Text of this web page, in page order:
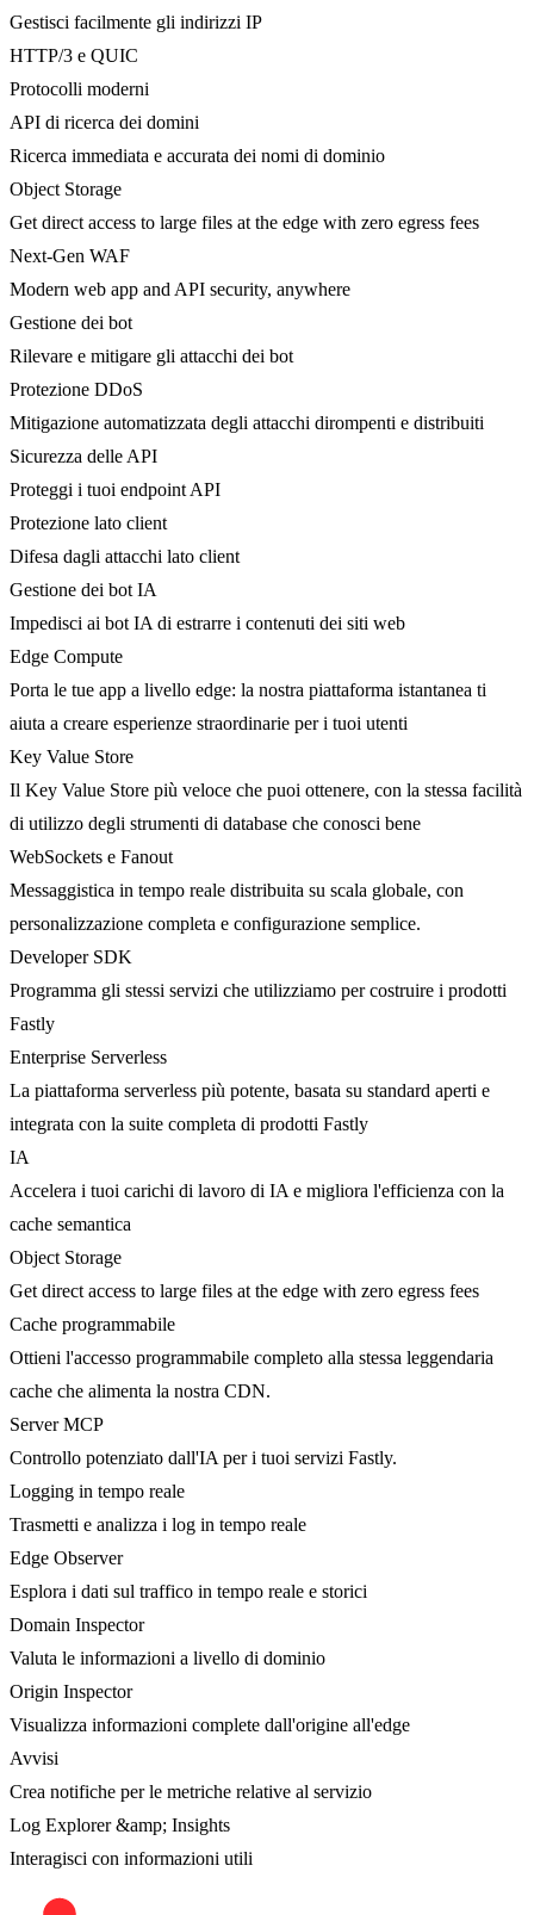
Gestisci facilmente gli indirizzi IP
HTTP/3 e QUIC
Protocolli moderni
API di ricerca dei domini
Ricerca immediata e accurata dei nomi di dominio
Object Storage
Get direct access to large files at the edge with zero egress fees
Next-Gen WAF
Modern web app and API security, anywhere
Gestione dei bot
Rilevare e mitigare gli attacchi dei bot
Protezione DDoS
Mitigazione automatizzata degli attacchi dirompenti e distribuiti
Sicurezza delle API
Proteggi i tuoi endpoint API
Protezione lato client
Difesa dagli attacchi lato client
Gestione dei bot IA
Impedisci ai bot IA di estrarre i contenuti dei siti web
Edge Compute
Porta le tue app a livello edge: la nostra piattaforma istantanea ti
aiuta a creare esperienze straordinarie per i tuoi utenti
Key Value Store
Il Key Value Store più veloce che puoi ottenere, con la stessa facilità
di utilizzo degli strumenti di database che conosci bene
WebSockets e Fanout
Messaggistica in tempo reale distribuita su scala globale, con
personalizzazione completa e configurazione semplice.
Developer SDK
Programma gli stessi servizi che utilizziamo per costruire i prodotti
Fastly
Enterprise Serverless
La piattaforma serverless più potente, basata su standard aperti e
integrata con la suite completa di prodotti Fastly
IA
Accelera i tuoi carichi di lavoro di IA e migliora l'efficienza con la
cache semantica
Object Storage
Get direct access to large files at the edge with zero egress fees
Cache programmabile
Ottieni l'accesso programmabile completo alla stessa leggendaria
cache che alimenta la nostra CDN.
Server MCP
Controllo potenziato dall'IA per i tuoi servizi Fastly.
Logging in tempo reale
Trasmetti e analizza i log in tempo reale
Edge Observer
Esplora i dati sul traffico in tempo reale e storici
Domain Inspector
Valuta le informazioni a livello di dominio
Origin Inspector
Visualizza informazioni complete dall'origine all'edge
Avvisi
Crea notifiche per le metriche relative al servizio
Log Explorer &amp; Insights
Interagisci con informazioni utili